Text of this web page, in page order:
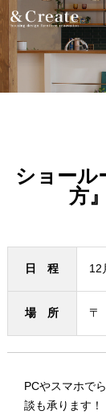
ショール
方
日 程 12
場 所 〒
PCやスマホで
談も承ります！